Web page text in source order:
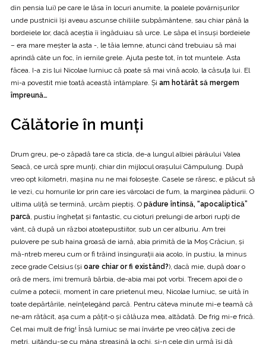
din pensia lui) pe care le lăsa în locuri anumite, la poalele povârnişurilor
unde pustnicii îşi aveau ascunse chiliile subpământene, sau chiar până la
bordeiele lor, dacă aceştia îi îngăduiau să urce. Le săpa el însuşi bordeiele
– era mare meşter la asta -, le tăia lemne, atunci când trebuiau să mai
aprindă câte un foc, în iernile grele. Ajuta peste tot, în tot muntele. Asta
făcea. I-a zis lui Nicolae Iurniuc că poate să mai vină acolo, la căsuţa lui. El
mi-a povestit mie toată această întâmplare. Şi am hotărât să mergem
împreună…
Călătorie în munţi
Drum greu, pe-o zăpadă tare ca sticla, de-a lungul albiei pârâului Valea
Seacă, ce urcă spre munţi, chiar din mijlocul oraşului Câmpulung. După
vreo opt kilometri, maşina nu ne mai foloseşte. Casele se răresc, e plăcut să
le vezi, cu hornurile lor prin care ies vârcolaci de fum, la marginea pădurii. O
ultima uliţă se termină, urcăm pieptiş. O pădure întinsă, “apocaliptică”
parcă, pustiu îngheţat şi fantastic, cu cioturi prelungi de arbori rupţi de
vânt, că după un război atoatepustiitor, sub un cer alburiu. Am trei
pulovere pe sub haina groasă de iarnă, abia primită de la Moş Crăciun, şi
mă-ntreb mereu cum or fi trăind însinguraţii aia acolo, în pustiu, la minus
zece grade Celsius (şi oare chiar or fi existând?), dacă mie, după doar o
oră de mers, îmi tremură bărbia, de-abia mai pot vorbi. Trecem apoi de o
culme a potecii, moment în care prietenul meu, Nicolae Iurniuc, se uită în
toate depărtările, neînţelegând parcă. Pentru câteva minute mi-e teamă că
ne-am rătăcit, aşa cum a păţit-o şi călăuza mea, altădată. De frig mi-e frică.
Cel mai mult de frig! Însă Iurniuc se mai învârte pe vreo câţiva zeci de
metri, uitându-se cu mâna streaşină la ochi, şi-n cele din urmă îşi dă